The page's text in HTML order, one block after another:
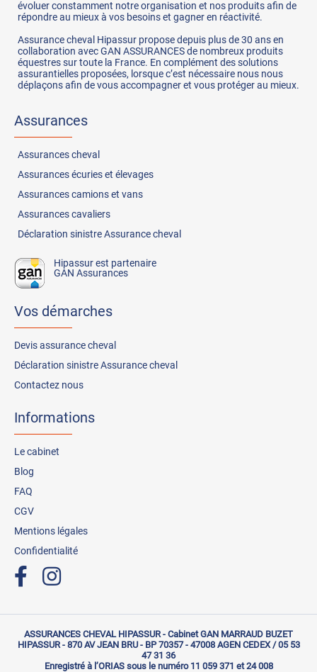
évoluer constamment notre organisation et nos produits afin de
répondre au mieux à vos besoins et gagner en réactivité.
Assurance cheval Hipassur propose depuis plus de 30 ans en
collaboration avec GAN ASSURANCES de nombreux produits
équestres sur toute la France. En complément des solutions
assurantielles proposées, lorsque c’est nécessaire nous nous
déplaçons afin de vous accompagner et vous protéger au mieux.
Assurances
Assurancescheval
Assurancesécuries et élevages
Assurancescamions et vans
Assurancescavaliers
Déclaration sinistre Assurance cheval
Hipassur est partenaire
GAN Assurances
Vos démarches
Devis assurance cheval
Déclaration sinistre Assurance cheval
Contactez nous
Informations
Le cabinet
Blog
FAQ
CGV
Mentions légales
Confidentialité
ASSURANCES CHEVAL HIPASSUR - Cabinet GAN MARRAUD BUZET
HIPASSUR - 870 AV JEAN BRU - BP 70357 - 47008 AGEN CEDEX / 05 53
47 31 36
Enregistré à l’ORIAS sous le numéro 11 059 371 et 24 008